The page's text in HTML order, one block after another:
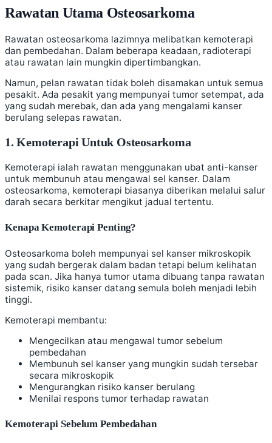
Rawatan Utama Osteosarkoma
Rawatan osteosarkoma lazimnya melibatkan kemoterapi
dan pembedahan. Dalam beberapa keadaan, radioterapi
atau rawatan lain mungkin dipertimbangkan.
Namun, pelan rawatan tidak boleh disamakan untuk semua
pesakit. Ada pesakit yang mempunyai tumor setempat, ada
yang sudah merebak, dan ada yang mengalami kanser
berulang selepas rawatan.
1. Kemoterapi Untuk Osteosarkoma
Kemoterapi ialah rawatan menggunakan ubat anti-kanser
untuk membunuh atau mengawal sel kanser. Dalam
osteosarkoma, kemoterapi biasanya diberikan melalui salur
darah secara berkitar mengikut jadual tertentu.
Kenapa Kemoterapi Penting?
Osteosarkoma boleh mempunyai sel kanser mikroskopik
yang sudah bergerak dalam badan tetapi belum kelihatan
pada scan. Jika hanya tumor utama dibuang tanpa rawatan
sistemik, risiko kanser datang semula boleh menjadi lebih
tinggi.
Kemoterapi membantu:
Mengecilkan atau mengawal tumor sebelum
pembedahan
Membunuh sel kanser yang mungkin sudah tersebar
secara mikroskopik
Mengurangkan risiko kanser berulang
Menilai respons tumor terhadap rawatan
Kemoterapi Sebelum Pembedahan